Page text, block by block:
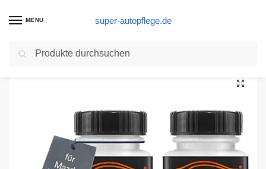
MENU super-autopflege.de
Start Autolack Produkte / TRISTARcolor Autolack Lackstift Set für Mazda 4F Champagne Silver Perl Basislack Klarlack je 50ml